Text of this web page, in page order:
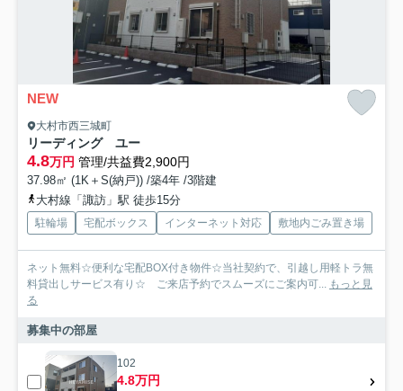
NEW
大村市西三城町
リーディング ユー
4.8万円 管理/共益費2,900円
37.98㎡ (1K＋S(納戸)) /築4年 /3階建
大村線「諏訪」駅 徒歩15分
駐輪場 宅配ボックス インターネット対応 敷地内ごみ置き場
ネット無料☆便利な宅配BOX付き物件☆当社契約で、引越し用軽トラ無
料貸出しサービス有り☆ ご来店予約でスムーズにご案内可... もっと見
る
募集中の部屋
102
4.8万円